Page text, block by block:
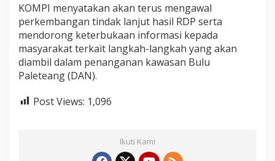
KOMPI menyatakan akan terus mengawal
perkembangan tindak lanjut hasil RDP serta
mendorong keterbukaan informasi kepada
masyarakat terkait langkah-langkah yang akan
diambil dalam penanganan kawasan Bulu
Paleteang (DAN).
Post Views: 1,096
Ikuti Kami